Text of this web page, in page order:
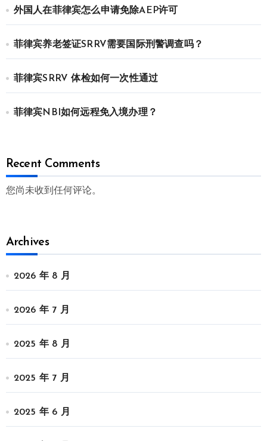
外国人在菲律宾怎么申请免除AEP许可
菲律宾养老签证SRRV需要国际刑警调查吗？
菲律宾SRRV 体检如何一次性通过
菲律宾NBI如何远程免入境办理？
Recent Comments
您尚未收到任何评论。
Archives
2026 年 8 月
2026 年 7 月
2025 年 8 月
2025 年 7 月
2025 年 6 月